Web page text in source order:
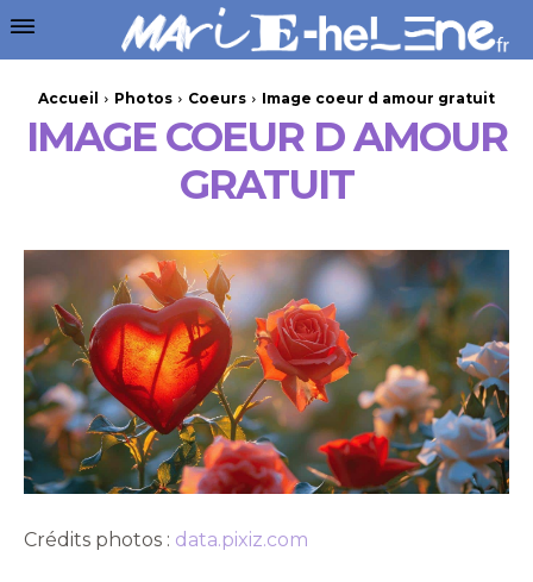
Accueil Photos Coeurs Image coeur d amour gratuit
IMAGE COEUR D AMOUR
GRATUIT
Crédits photos : data.pixiz.com